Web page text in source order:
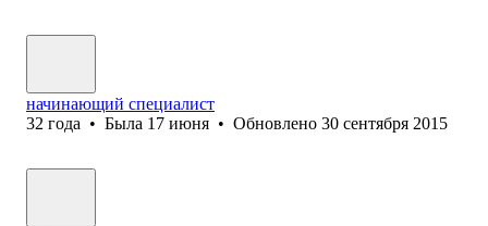
начинающий специалист
32 года • Была 17 июня • Обновлено 30 сентября 2015